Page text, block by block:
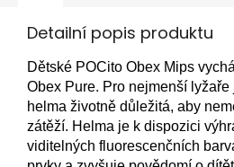
Detailní popis produktu
Dětské POCito Obex Mips
Obex Pure. Pro nejmenší
helma životně důležitá, aby
zátěží. Helma je k dispozici
viditelných fluorescenčních